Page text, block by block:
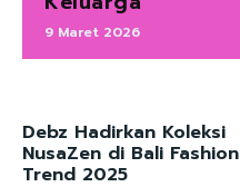
9 Maret 2026
Debz Hadirkan Koleksi
NusaZen di Bali Fashion
Trend 2025